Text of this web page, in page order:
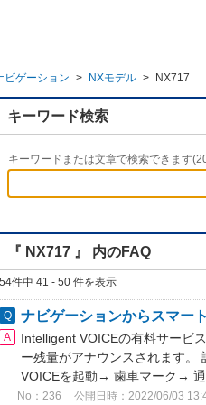
ビゲーション > NXモデル > NX717
キーワード検索
キーワードまたは文章で検索できます
『 NX717 』 内のFAQ
54件中 41 - 50 件を表示
ナビゲーションからスマー
Intelligent VOICEの有料サービ
ー残量がアナウンスされます。
VOICEを起動→ 歯車マーク→
No：236 公開日時：2022/06/03